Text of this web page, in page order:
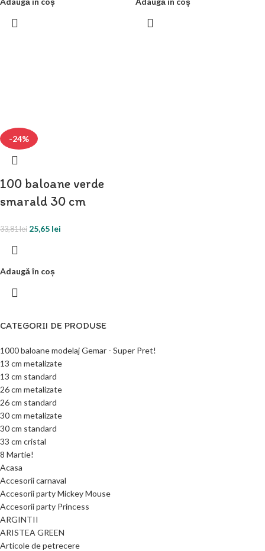
CATEGORII DE PRODUSE
1000 baloane modelaj Gemar - Super Pret!
13 cm metalizate
13 cm standard
26 cm metalizate
26 cm standard
30 cm metalizate
30 cm standard
33 cm cristal
8 Martie!
Acasa
Accesorii carnaval
Accesorii party Mickey Mouse
Accesorii party Princess
ARGINTII
ARISTEA GREEN
Articole de petrecere
-24%
100 baloane verde
smarald 30 cm
33,81lei 25,65 lei
Adaugă în coș